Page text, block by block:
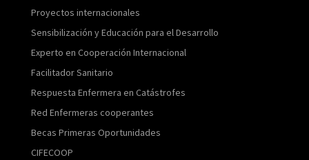
Proyectos internacionales
Sensibilización y Educación para el Desarrollo
Experto en Cooperación Internacional
Facilitador Sanitario
Respuesta Enfermera en Catástrofes
Red Enfermeras cooperantes
Becas Primeras Oportunidades
CIFECOOP